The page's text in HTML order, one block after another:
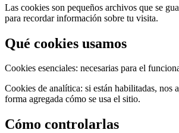
Las cookies son pequeños archivos que se
para recordar información sobre tu visita.
Qué cookies usamos
Cookies esenciales: necesarias para el
Cookies de analítica: si están habilitadas, nos
forma agregada cómo se usa el sitio.
Cómo controlarlas